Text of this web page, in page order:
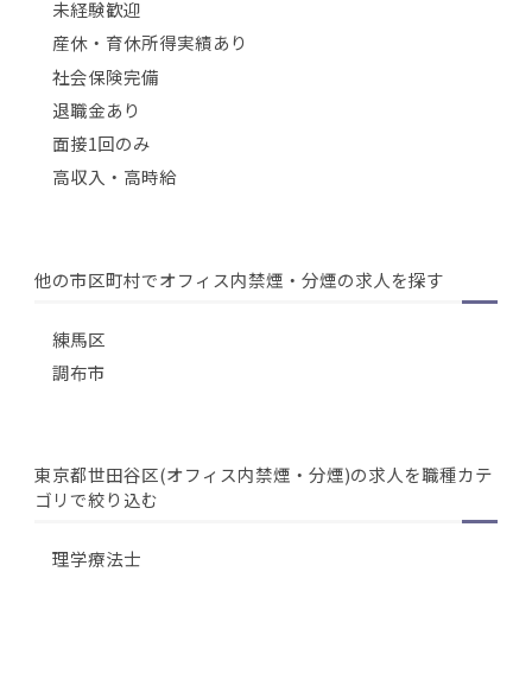
未経験歓迎
産休・育休所得実績あり
社会保険完備
退職金あり
面接1回のみ
高収入・高時給
他の市区町村でオフィス内禁煙・分煙の求人を探す
練馬区
調布市
東京都世田谷区(オフィス内禁煙・分煙)の求人を職種カテ
ゴリで絞り込む
理学療法士